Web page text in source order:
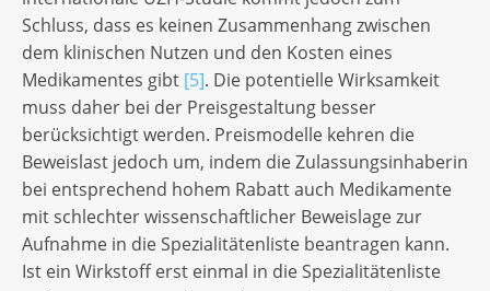
Schluss, dass es keinen Zusammenhang zwischen
dem klinischen Nutzen und den Kosten eines
Medikamentes gibt [5]. Die potentielle Wirksamkeit
muss daher bei der Preisgestaltung besser
berücksichtigt werden. Preismodelle kehren die
Beweislast jedoch um, indem die Zulassungsinhaberin
bei entsprechend hohem Rabatt auch Medikamente
mit schlechter wissenschaftlicher Beweislage zur
Aufnahme in die Spezialitätenliste beantragen kann.
Ist ein Wirkstoff erst einmal in die Spezialitätenliste